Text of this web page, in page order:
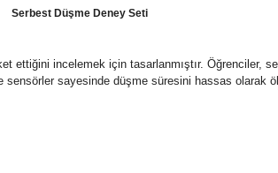
Serbest Düşme Deney Seti
ettiğini incelemek için tasarlanmıştır. Öğrenciler,
sensörler sayesinde düşme süresini hassas olarak